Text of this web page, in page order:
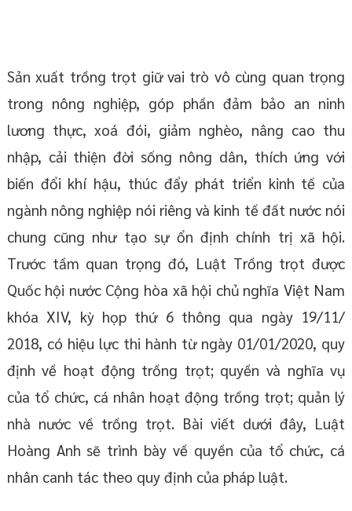
Sản xuất trồng trọt giữ vai trò vô cùng quan trọng
trong nông nghiệp, góp phần đảm bảo an ninh
lương thực, xoá đói, giảm nghèo, nâng cao thu
nhập, cải thiện đời sống nông dân, thích ứng với
biến đổi khí hậu, thúc đẩy phát triển kinh tế của
ngành nông nghiệp nói riêng và kinh tế đất nước nói
chung cũng như tạo sự ổn định chính trị xã hội.
Trước tầm quan trọng đó, Luật Trồng trọt được
Quốc hội nước Cộng hòa xã hội chủ nghĩa Việt Nam
khóa XIV, kỳ họp thứ 6 thông qua ngày 19/11/
2018, có hiệu lực thi hành từ ngày 01/01/2020, quy
định về hoạt động trồng trọt; quyền và nghĩa vụ
của tổ chức, cá nhân hoạt động trồng trọt; quản lý
nhà nước về trồng trọt. Bài viết dưới đây, Luật
Hoàng Anh sẽ trình bày về quyền của tổ chức, cá
nhân canh tác theo quy định của pháp luật.